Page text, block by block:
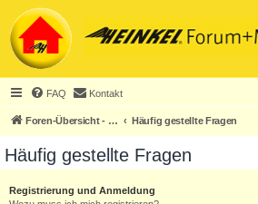
FAQ Kontakt
Foren-Übersicht - ACHTUNG! Neuregistrierung nur noch für Heinkel-Club-Mitglieder! Häufig gestellte Fragen
Häufig gestellte Fragen
Registrierung und Anmeldung